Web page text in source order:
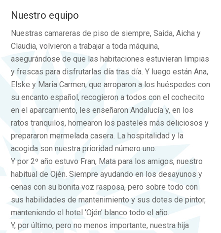
Nuestro equipo
Nuestras camareras de piso de siempre, Saida, Aicha y
Claudia, volvieron a trabajar a toda máquina,
asegurándose de que las habitaciones estuvieran limpias
y frescas para disfrutarlas día tras día. Y luego están Ana,
Elske y Maria Carmen, que arroparon a los huéspedes con
su encanto español, recogieron a todos con el cochecito
en el aparcamiento, les enseñaron Andalucía y, en los
ratos tranquilos, hornearon los pasteles más deliciosos y
prepararon mermelada casera. La hospitalidad y la
acogida son nuestra prioridad número uno.
Y por 2º año estuvo Fran, Mata para los amigos, nuestro
habitual de Ojén. Siempre ayudando en los desayunos y
cenas con su bonita voz rasposa, pero sobre todo con
sus habilidades de mantenimiento y sus dotes de pintor,
manteniendo el hotel ‘Ojén’ blanco todo el año.
Y, por último, pero no menos importante, nuestra hija